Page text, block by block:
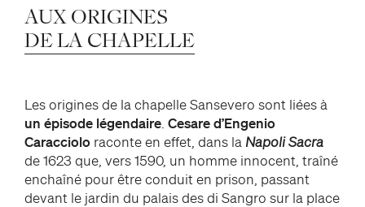
MYTHE
ON A DIT DE LUI
AUX ORIGINES
DELA CHAPELLE
Les origines de la chapelle Sansevero sont liées à
un épisode légendaire. Cesare d’Engenio
Caracciolo raconte en effet, dans la Napoli Sacra
de 1623 que, vers 1590, un homme innocent, traîné
enchaîné pour être conduit en prison, passant
devant le jardin du palais des di Sangro sur la place